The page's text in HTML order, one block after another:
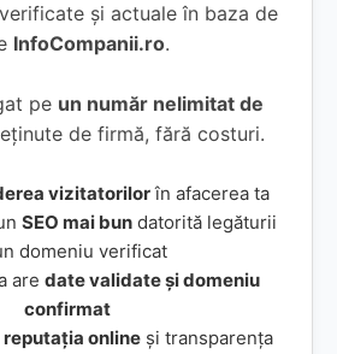
și actuale în baza de
InfoCompanii.ro.
pe un număr nelimitat de
de firmă, fără costuri.
vizitatorilorîn afacerea ta
SEO mai bun datorită legăturii
domeniu verificat
are date validate și domeniu
confirmat
reputația online și transparența